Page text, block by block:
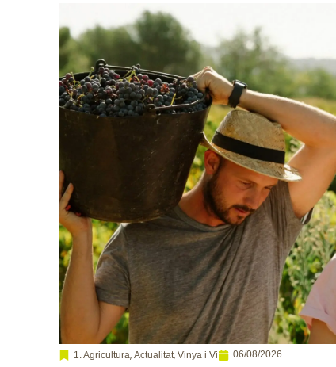
1. Agricultura, Actualitat, Vinya i Vi 06/08/2026